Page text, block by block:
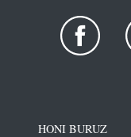
HONI BURUZ